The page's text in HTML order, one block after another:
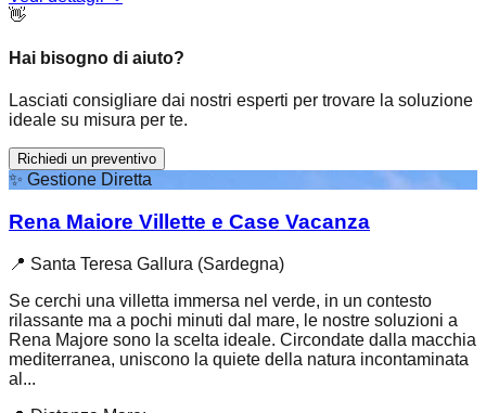
👋
Hai bisogno di aiuto?
Lasciati consigliare dai nostri esperti per trovare la soluzione
ideale su misura per te.
Richiedi un preventivo
✨ Gestione Diretta
Rena Maiore Villette e Case Vacanza
📍 Santa Teresa Gallura (Sardegna)
Se cerchi una villetta immersa nel verde, in un contesto
rilassante ma a pochi minuti dal mare, le nostre soluzioni a
Rena Majore sono la scelta ideale. Circondate dalla macchia
mediterranea, uniscono la quiete della natura incontaminata
al...